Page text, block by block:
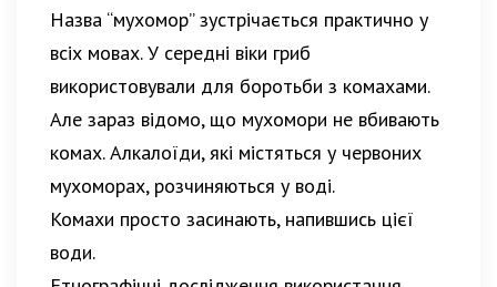
Назва “мухомор” зустрічається практично у
всіх мовах. У середні віки гриб
використовували для боротьби з комахами.
Але зараз відомо, що мухомори не вбивають
комах. Алкалоїди, які містяться у червоних
мухоморах, розчиняються у воді.
Комахи просто засинають, напившись цієї
води.